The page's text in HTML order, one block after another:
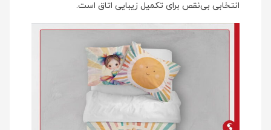
انتخابی بی‌نقص برای تکمیل زیبایی اتاق است.